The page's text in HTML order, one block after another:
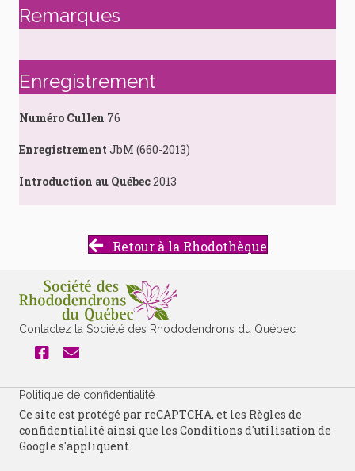
Remarques
Enregistrement
Numéro Cullen 76
Enregistrement JbM (660-2013)
Introduction au Québec2013
Retour à la Rhodothèque
Contactez la Société des Rhododendrons du Québec
Politique de confidentialité
Ce site est protégé par reCAPTCHA, et les Règles de
confidentialité ainsi que les Conditions d'utilisation de
Google s'appliquent.